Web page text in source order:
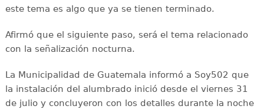
este tema es algo que ya se tienen terminado.
Afirmó que el siguiente paso, será el tema relacionado
con la señalización nocturna.
La Municipalidad de Guatemala informó a Soy502 que
la instalación del alumbrado inició desde el viernes 31
de julio y concluyeron con los detalles durante la noche